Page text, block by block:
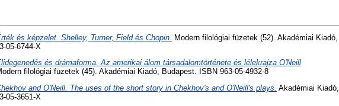
és képzelet. Shelley, Turner, Field és Chopin. Modern filológiai füzetek (52). Akadémiai Kiadó,
05-6744-X
és drámaforma. Az amerikai álom társadalomtörténete és lélekrajza O'Neill
filológiai füzetek (45). Akadémiai Kiadó, Budapest. ISBN 963-05-4932-8
and O'Neill. The uses of the short story in Chekhov's and O'Neill's plays. Akadémiai Kiadó,
05-3651-X